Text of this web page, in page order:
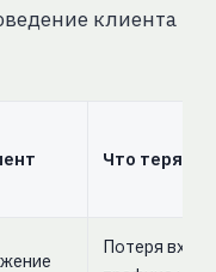
клиента
Что
Потеря